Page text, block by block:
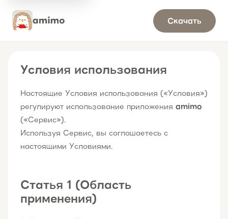
Скачать
Условия использования
Настоящие Условия использования («Условия»)
регулируют использование приложения amimo
(«Сервис»).
Используя Сервис, вы соглашаетесь с
настоящими Условиями.
Статья 1 (Область
применения)